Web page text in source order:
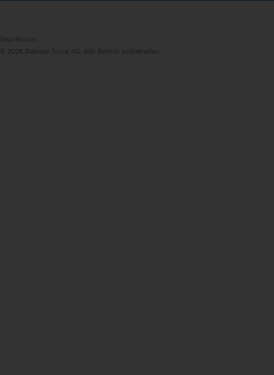
Impressum
© 2026 Daimler Truck AG. Alle Rechte vorbehalten.